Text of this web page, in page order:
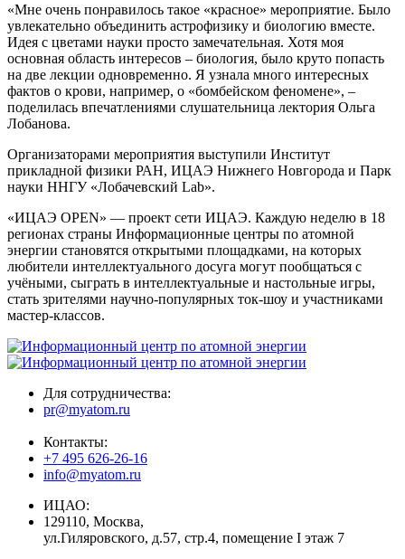
«Мне очень понравилось такое «красное» мероприятие. Было
увлекательно объединить астрофизику и биологию вместе.
Идея с цветами науки просто замечательная. Хотя моя
основная область интересов – биология, было круто попасть
на две лекции одновременно. Я узнала много интересных
фактов о крови, например, о «бомбейском феномене», –
поделилась впечатлениями слушательница лектория Ольга
Лобанова.
Организаторами мероприятия выступили Институт
прикладной физики РАН, ИЦАЭ Нижнего Новгорода и Парк
науки ННГУ «Лобачевский Lab».
«ИЦАЭ OPEN» — проект сети ИЦАЭ. Каждую неделю в 18
регионах страны Информационные центры по атомной
энергии становятся открытыми площадками, на которых
любители интеллектуального досуга могут пообщаться с
учёными, сыграть в интеллектуальные и настольные игры,
стать зрителями научно-популярных ток-шоу и участниками
мастер-классов.
Для сотрудничества:
pr@myatom.ru
Контакты:
+7 495 626-26-16
info@myatom.ru
ИЦАО:
129110, Москва,
ул.Гиляровского, д.57, стр.4, помещение I этаж 7